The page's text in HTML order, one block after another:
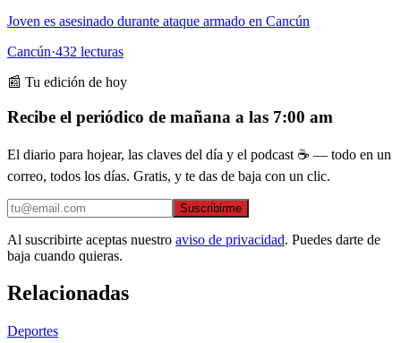
Joven es asesinado durante ataque armado en Cancún
Cancún·432 lecturas
📰 Tu edición de hoy
Recibe el periódico de mañana a las 7:00 am
El diario para hojear, las claves del día y el podcast ☕ — todo en un
correo, todos los días. Gratis, y te das de baja con un clic.
Suscribirme
Al suscribirte aceptas nuestro aviso de privacidad. Puedes darte de
baja cuando quieras.
Relacionadas
Deportes